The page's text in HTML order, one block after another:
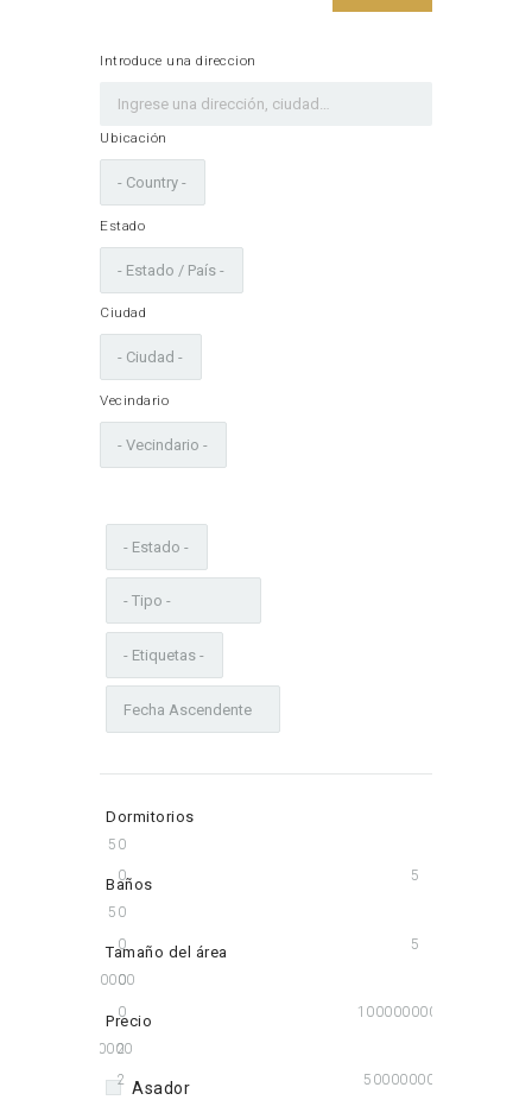
Introduce una direccion
Ubicación
Estado
Ciudad
Vecindario
Dormitorios
0 5
0
5
Baños
0 5
0
5
Tamaño del área
0 100000000
0
100000000
Precio
2 50000000
2
50000000
Asador